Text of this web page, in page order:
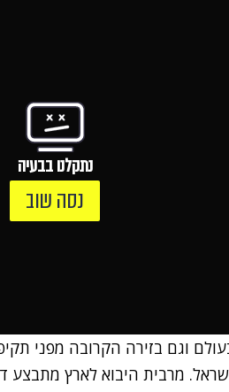
נתקלנו בבעיה
נסה שוב
וגם בזירה הקרובה מפני
מרבית היבוא לארץ מתבצע